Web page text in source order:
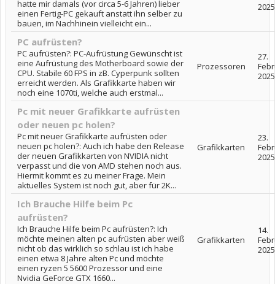
hatte mir damals (vor circa 5-6 Jahren) lieber
einen Fertig-PC gekauft anstatt ihn selber zu
bauen, im Nachhinein vielleicht ein...
2025
PC aufrüsten?
PC aufrüsten?: PC-Aufrüstung Gewünscht ist
eine Aufrüstung des Motherboard sowie der
CPU. Stabile 60 FPS in zB. Cyperpunk sollten
erreicht werden. Als Grafikkarte haben wir
noch eine 1070ti, welche auch erstmal...
Prozessoren
27.
2025
Pc mit neuer Grafikkarte aufrüsten
oder neuen pc holen?
Pc mit neuer Grafikkarte aufrüsten oder
neuen pc holen?: Auch ich habe den Release
der neuen Grafikkarten von NVIDIA nicht
verpasst und die von AMD stehen noch aus.
Hiermit kommt es zu meiner Frage. Mein
aktuelles System ist noch gut, aber für 2K...
Grafikkarten
23.
2025
Ich Brauche Hilfe beim Pc
aufrüsten?
Ich Brauche Hilfe beim Pc aufrüsten?: Ich
möchte meinen alten pc aufrüsten aber weiß
nicht ob das wirklich so schlau ist ich habe
einen etwa 8 Jahre alten Pc und möchte
einen ryzen 5 5600 Prozessor und eine
Nvidia GeForce GTX 1660...
Grafikkarten
14.
2025